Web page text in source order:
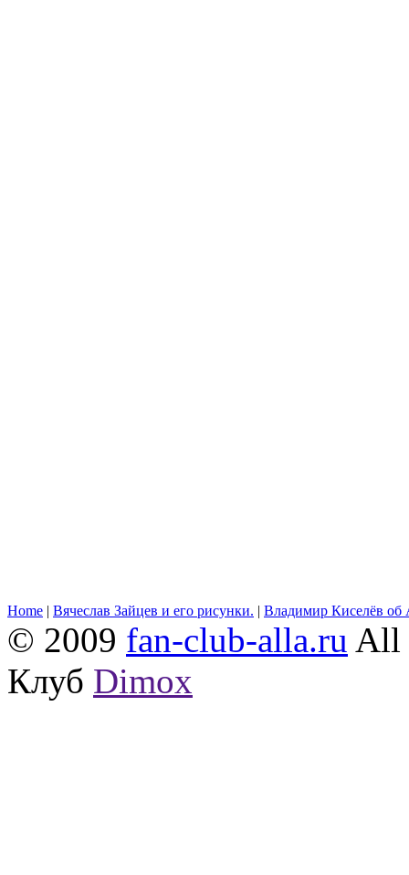
Home | Вячеслав Зайцев и его рисунки. | Владимир Киселёв об
© 2009 fan-club-alla.ru All
Клуб Dimox